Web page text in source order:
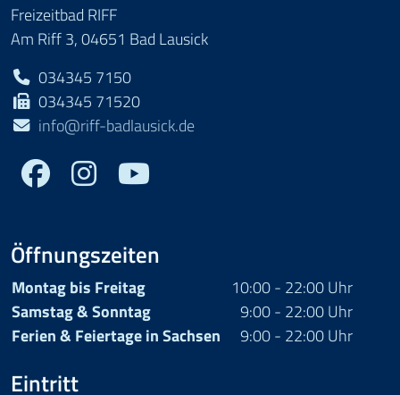
Freizeitbad RIFF
Am Riff 3, 04651 Bad Lausick
034345 7150
034345 71520
info@riff-badlausick.de
Facebook
Öffnungszeiten
Montag bis Freitag
10:00 - 22:00 Uhr
Samstag & Sonntag
9:00 - 22:00 Uhr
Ferien & Feiertage in Sachsen
9:00 - 22:00 Uhr
Eintritt